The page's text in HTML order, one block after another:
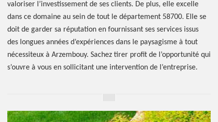
valoriser l’investissement de ses clients. De plus, elle excelle
dans ce domaine au sein de tout le département 58700. Elle se
doit de garder sa réputation en fournissant ses services issus
des longues années d’expériences dans le paysagisme à tout
nécessiteux à Arzembouy. Sachez tirer profit de l’opportunité qui
s’ouvre à vous en sollicitant une intervention de l’entreprise.